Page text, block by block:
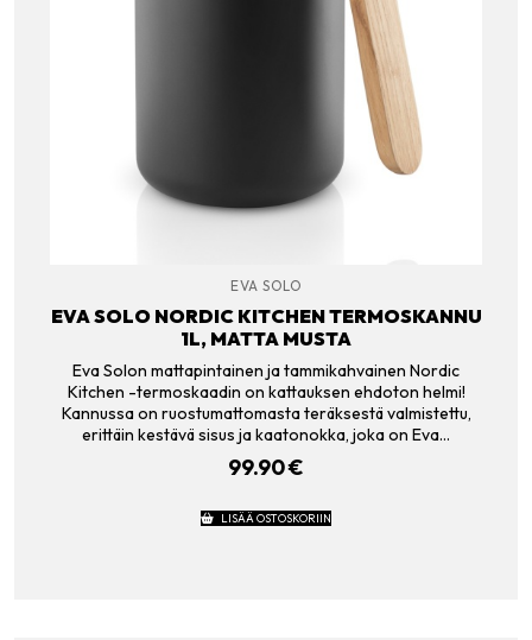
EVA SOLO
EVA SOLO NORDIC KITCHEN TERMOSKANNU
1L, MATTA MUSTA
Eva Solon mattapintainen ja tammikahvainen Nordic
Kitchen -termoskaadin on kattauksen ehdoton helmi!
Kannussa on ruostumattomasta teräksestä valmistettu,
erittäin kestävä sisus ja kaatonokka, joka on Eva…
99.90€
LISÄÄ OSTOSKORIIN